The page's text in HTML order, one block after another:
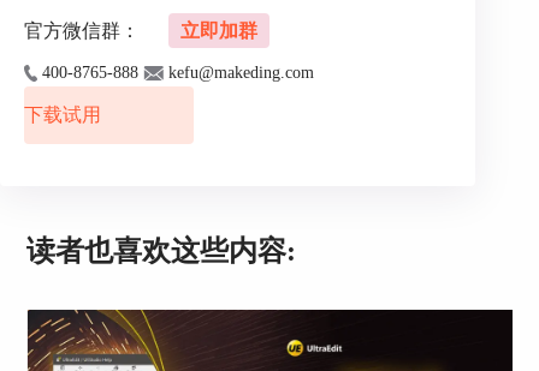
插入HTML/Markdown标签
在UltraEdit中，用户可以通过插入HTML/Markdown
标签，在文本语言内快捷写入常用的HTML文本语
言。
点击上方菜单栏中的“编码”选项，选择“插入
言。
官方微信群： 立即加群
400-8765-888 kefu@makeding.com
下载试用
读者也喜欢这些内容: